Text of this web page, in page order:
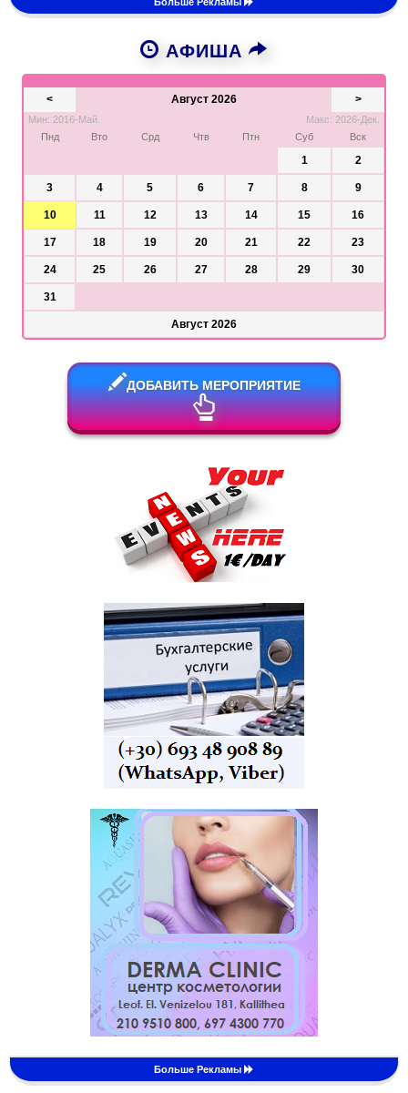
АФИША
< Август 2026 >
Мин: 2016-Май.
Макс: 2026-Дек.
Пнд
Вто Срд Чтв Птн Суб Вск
1 2
3 4 5 6 7 8 9
10 11 12 13 14 15 16
17 18 19 20 21 22 23
24 25 26 27 28 29 30
31
Август 2026
ДОБАВИТЬ МЕРОПРИЯТИЕ
Больше Рекламы